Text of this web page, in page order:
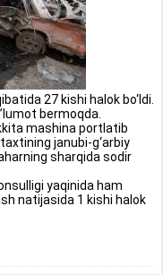
27 kishi halok bo‘ldi.
bermoqda.
mashina portlatib
janubi-g‘arbiy
sharqida sodir
yaqinida ham
natijasida 1 kishi halok